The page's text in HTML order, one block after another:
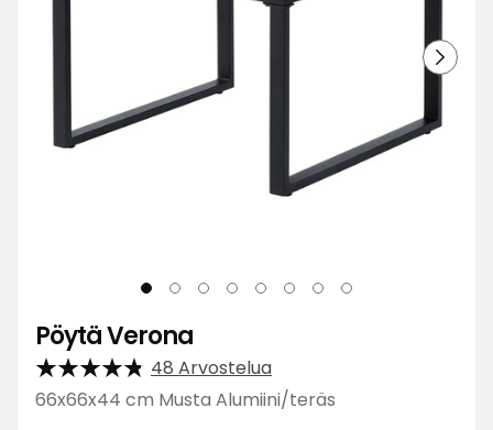
Pöytä Verona
48 Arvostelua
66x66x44 cm Musta Alumiini/teräs